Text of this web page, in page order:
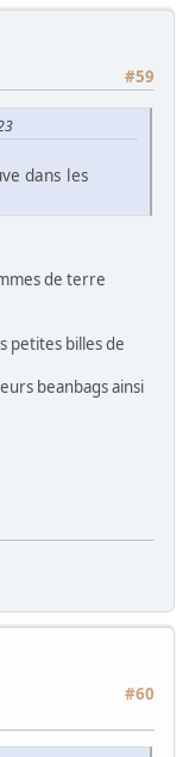
#59
dans les
de terre
petites billes de
beanbags ainsi
#60